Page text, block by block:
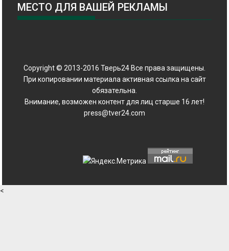
МЕСТО ДЛЯ ВАШЕЙ РЕКЛАМЫ
Copyright © 2013-2016 Тверь24 Все права защищены.
При копировании материала активная ссылка на сайт
обязательна.
Внимание, возможен контент для лиц старше 16 лет!
press@tver24.com
<